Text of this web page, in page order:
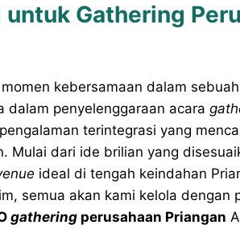
Gathering
kebersamaan dalam
dalam penyelenggaraan acara
terintegrasi yang
Mulai dari ide brilian yang
ideal di tengah keindahan
semua akan kami kelola dengan
gathering perusahaan Priangan